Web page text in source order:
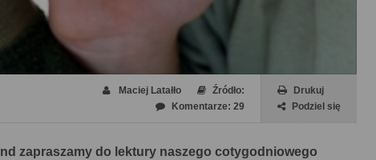
Drukuj
Podziel się
Źródło:
Maciej Latałło
Komentarze: 29
zapraszamy do lektury naszego cotygodniowego